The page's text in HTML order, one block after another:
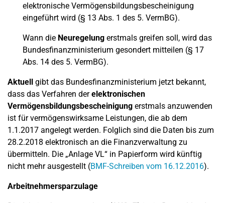
elektronische Vermögensbildungsbescheinigung
eingeführt wird (§ 13 Abs. 1 des 5. VermBG).
Wann die Neuregelung erstmals greifen soll, wird das
Bundesfinanzministerium gesondert mitteilen (§ 17
Abs. 14 des 5. VermBG).
Aktuell gibt das Bundesfinanzministerium jetzt bekannt,
dass das Verfahren derelektronischen
Vermögensbildungsbescheinigung erstmals anzuwenden
ist für vermögenswirksame Leistungen, die ab dem
1.1.2017 angelegt werden. Folglich sind die Daten bis zum
28.2.2018 elektronisch an die Finanzverwaltung zu
übermitteln. Die „Anlage VL“ in Papierform wird künftig
nicht mehr ausgestellt (BMF-Schreiben vom 16.12.2016).
Arbeitnehmersparzulage